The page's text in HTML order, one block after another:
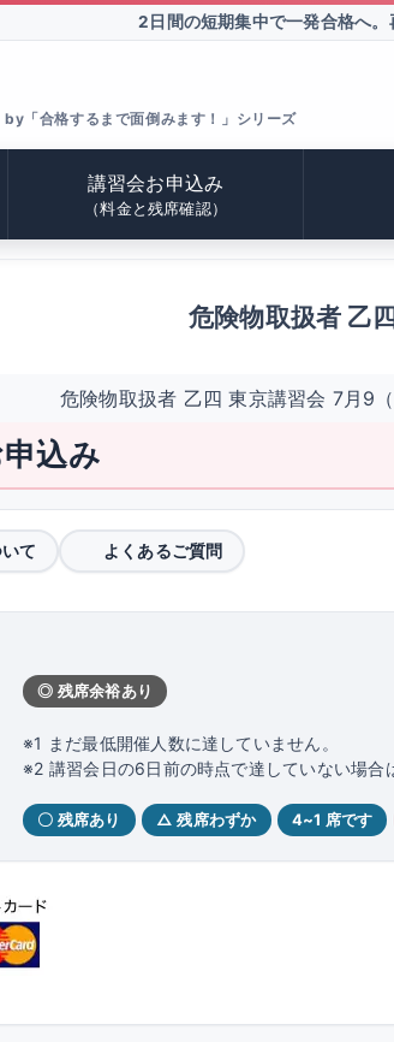
2日間の短期集中で一発合格へ。
by「合格するまで面倒みます！」シリーズ
講習会お申込み
（料金と残席確認）
危険物取扱者 乙
危険物取扱者 乙四 東京講習会 7月9（
込み
て よくあるご質問
◎ 残席余裕あり
※1 まだ最低開催人数に達していません。
※2 講習会日の6日前の時点で達していない場合
〇 残席あり △ 残席わずか 4~1 席です